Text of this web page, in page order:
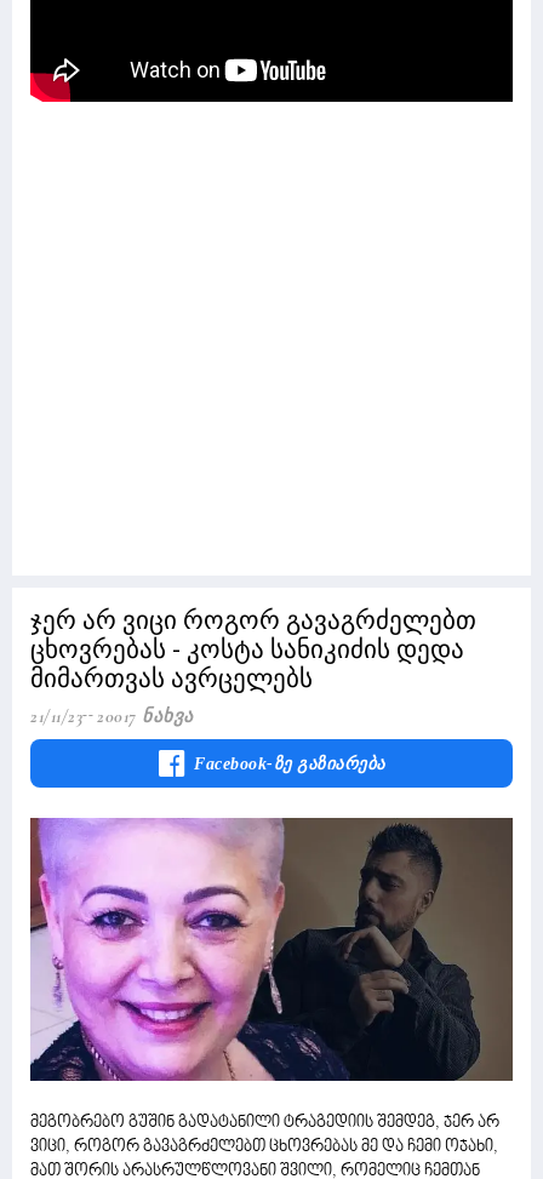
ჯერ არ ვიცი როგორ გავაგრძელებთ
ცხოვრებას - კოსტა სანიკიძის დედა
მიმართვას ავრცელებს
21/11/23 20017 Ნახვა
Facebook-Ზე Გაზიარება
მეგობრებო გუშინ გადატანილი ტრაგედიის შემდეგ, ჯერ არ
ვიცი, როგორ გავაგრძელებთ ცხოვრებას მე და ჩემი ოჯახი,
მათ შორის არასრულწლოვანი შვილი, რომელიც ჩემთან